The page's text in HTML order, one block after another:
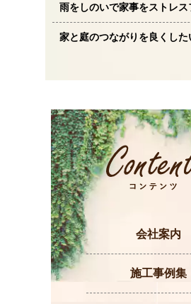
雨をしのいで家事をストレ
家と庭のつながりを良くした
会社案内
施工事例集